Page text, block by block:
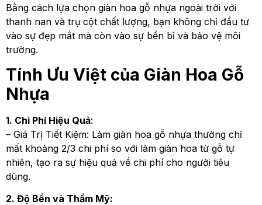
Bằng cách lựa chọn giàn hoa gỗ nhựa ngoài trời với
thanh nan và trụ cột chất lượng, bạn không chỉ đầu tư
vào sự đẹp mắt mà còn vào sự bền bỉ và bảo vệ môi
trường.
Tính Ưu Việt của Giàn Hoa Gỗ
Nhựa
1. Chi Phí Hiệu Quả:
– Giá Trị Tiết Kiệm: Làm giàn hoa gỗ nhựa thường chỉ
mất khoảng 2/3 chi phí so với làm giàn hoa từ gỗ tự
nhiên, tạo ra sự hiệu quả về chi phí cho người tiêu
dùng.
2. Độ Bền và Thẩm Mỹ: